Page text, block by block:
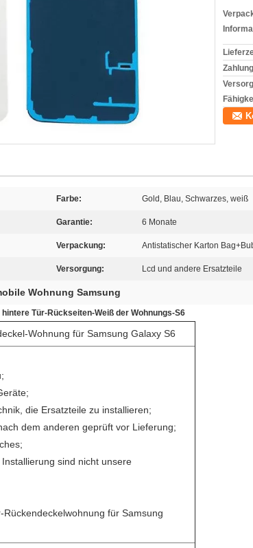
Farbe: Gold, Blau, Schwarzes, weiß
Garantie: 6 Monate
Verpackung: Antistatischer Karton
Versorgung: Lcd und andere Ersatzteile
Wohnung Samsung
Tür-Rückseiten-Weiß der Wohnungs-S6
Wohnung für Samsung Galaxy S6
die Ersatzteile zu installieren;
dem anderen geprüft vor Lieferung;
sind nicht unsere
für Samsung